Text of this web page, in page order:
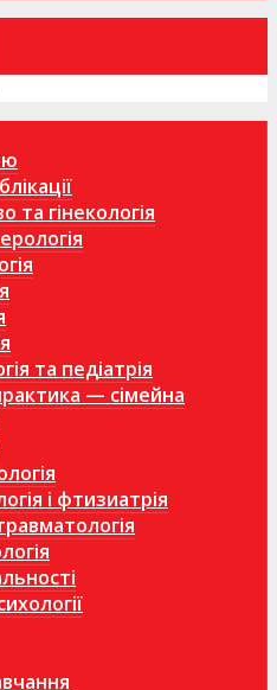
та гінекологія
та педіатрія
— сімейна
і фтизиатрія